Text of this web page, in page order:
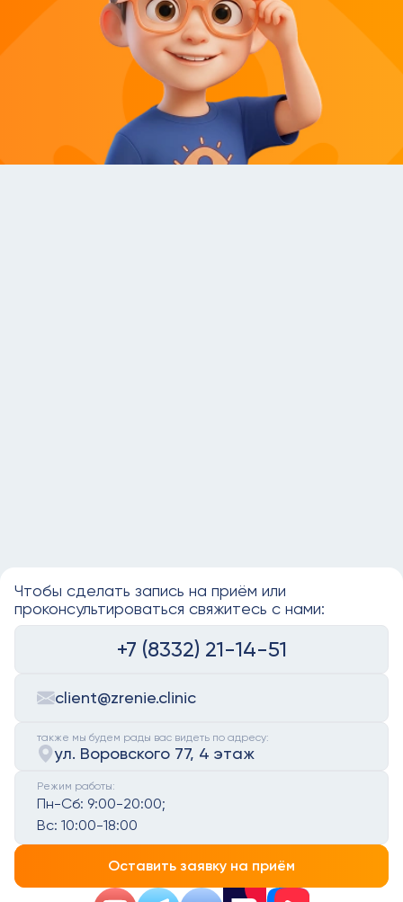
Чтобы сделать запись на приём или
проконсультироваться свяжитесь с нами:
+7 (8332) 21-14-51
client@zrenie.clinic
также мы будем рады вас видеть по адресу:
ул. Воровского 77, 4 этаж
Режим работы:
Пн-Сб: 9:00-20:00;
Вс: 10:00-18:00
Оставить заявку на приём